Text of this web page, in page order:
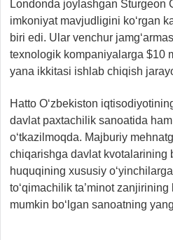
Londonda joylashgan Sturgeon
imkoniyat mavjudligini ko‘rgan
biri edi. Ular venchur
texnologik kompaniyalarga $10
yana ikkitasi ishlab chiqish
Hatto O‘zbekiston
davlat paxtachilik sanoatida
o‘tkazilmoqda. Majburiy
chiqarishga davlat kvotalarining
huquqining xususiy
to‘qimachilik ta’minot
mumkin bo‘lgan sanoatning